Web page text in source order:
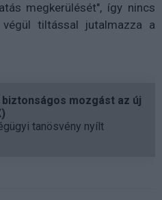
megkerülését", így nincs
tiltással jutalmazza a
mozgást az új
tanösvény nyílt